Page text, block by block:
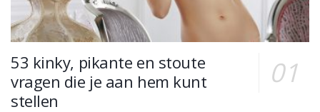
53 kinky, pikante en stoute
vragen die je aan hem kunt
stellen